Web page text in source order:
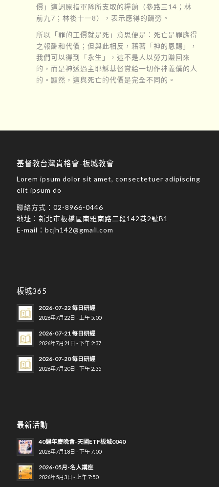
價」這詞原指軍隊所支取的糧餉（參路三14；林
前九7；林後十一8），表示應得的酬勞。
所以「罪的工價就是死」意思便是：死亡是罪應得
之報酬和代價；但與此相反，藉著「神的恩賜」，
我們可以得到「永生」，這不是人以勞力賺回來
的，而是神透過主耶穌基督賞給一切作神義僕的人
的。顯然，這與死亡的代價是完全不同的。
基督教台灣貴格會-板城教會
Lorem ipsum dolor sit amet, consectetuer adipiscing
elit ipsum do
聯絡方式： 02-8966-0446
地址： 新北市板橋區南雅南路二段142巷2號B1
E-mail： bcjh142@gmail.com
板城365
2026-07-22 每日研經
2026年7月22日 - 上午 5:00
2026-07-21 每日研經
2026年7月21日 - 下午 2:37
2026-07-20 每日研經
2026年7月20日 - 下午 2:35
最新活動
40週年慶晚會-天國ETF板城0040
2026年7月18日 - 下午 7:00
2026-05月-名人講座
2026年5月3日 - 上午 7:50